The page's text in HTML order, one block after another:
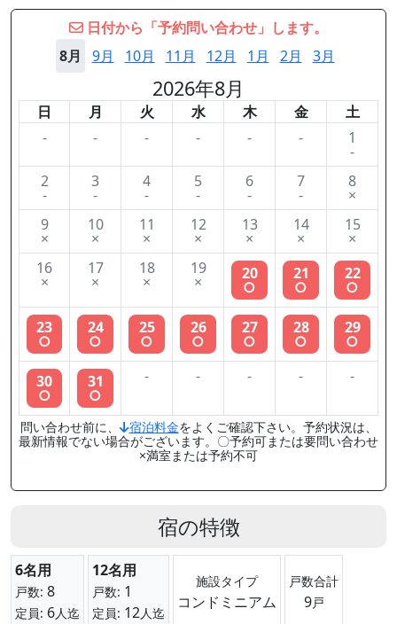
日付から「予約問い合わせ」します。
8月
9月 10月 11月 12月 1月 2月 3月
2026年8月
日 月 火 水 木 金
土
-
- - - - - 1
-
2
-
3
-
4
-
5
-
6
-
7
-
8
×
9
×
10
×
11
×
12
×
13
×
14
×
15
×
16
×
17
×
18
×
19
× 20
○
21
○
22
○
23
○
24
○
25
○
26
○
27
○
28
○
29
○
30
○
31
○
- - - - -
問い合わせ前に、 宿泊料金をよくご確認下さい。予約状況は、
最新情報でない場合がございます。〇予約可または要問い合わせ
×満室または予約不可
宿の特徴
6名用
戸数: 8
定員: 6人迄
12名用
戸数: 1
定員: 12人迄
施設タイプ
コンドミニアム
戸数合計
9戸